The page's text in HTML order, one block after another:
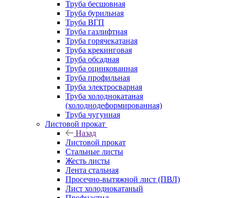
Труба бесшовная
Труба бурильная
Труба ВГП
Труба газлифтная
Труба горячекатаная
Труба крекинговая
Труба обсадная
Труба оцинкованная
Труба профильная
Труба электросварная
Труба холоднокатаная
(холоднодеформированная)
Труба чугунная
Листовой прокат
Назад
Листовой прокат
Стальные листы
Жесть листы
Лента стальная
Просечно-вытяжной лист (ПВЛ)
Лист холоднокатаный